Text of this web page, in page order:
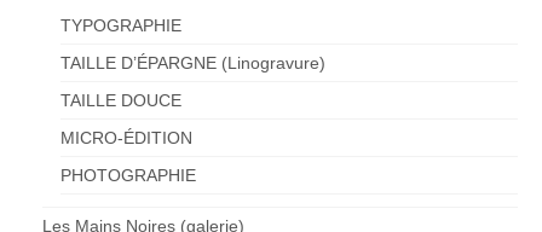
TYPOGRAPHIE
TAILLE D’ÉPARGNE (Linogravure)
TAILLE DOUCE
MICRO-ÉDITION
PHOTOGRAPHIE
Les Mains Noires (galerie)